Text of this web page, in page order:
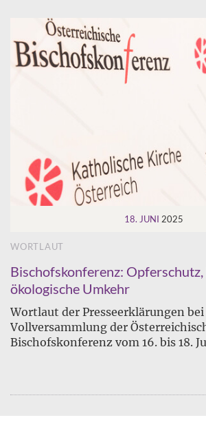
18. JUNI 2025
WORTLAUT
Bischofskonferenz:
ökologische Umkehr
Wortlaut der Presseerklärungen bei
Vollversammlung der
Bischofskonferenz vom 16. bis 18.